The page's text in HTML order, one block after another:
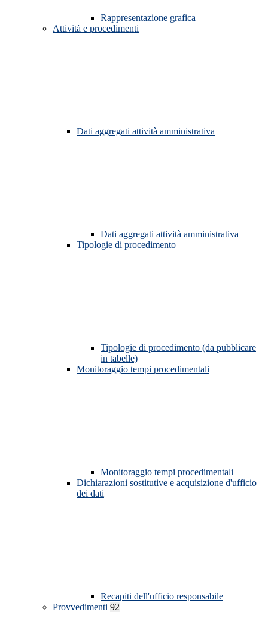
Rappresentazione grafica
Attività e procedimenti
Dati aggregati attività amministrativa
Dati aggregati attività amministrativa
Tipologie di procedimento
Tipologie di procedimento (da pubblicare
in tabelle)
Monitoraggio tempi procedimentali
Monitoraggio tempi procedimentali
Dichiarazioni sostitutive e acquisizione d'ufficio
dei dati
Recapiti dell'ufficio responsabile
Provvedimenti 92